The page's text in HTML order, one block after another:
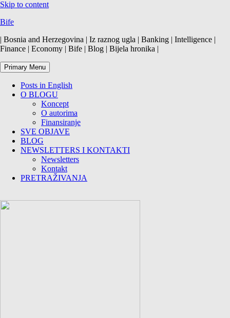
Skip to content
Bife
| Bosnia and Herzegovina | Iz raznog ugla | Banking | Intelligence |
Finance | Economy | Bife | Blog | Bijela hronika |
Primary Menu
Posts in English
O BLOGU
Koncept
O autorima
Finansiranje
SVE OBJAVE
BLOG
NEWSLETTERS I KONTAKTI
Newsletters
Kontakt
PRETRAŽIVANJA